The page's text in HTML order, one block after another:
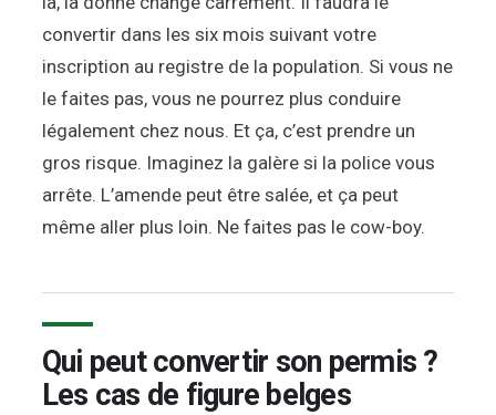
convertir dans les six mois suivant votre
inscription au registre de la population. Si vous ne
le faites pas, vous ne pourrez plus conduire
légalement chez nous. Et ça, c’est prendre un
gros risque. Imaginez la galère si la police vous
arrête. L’amende peut être salée, et ça peut
même aller plus loin. Ne faites pas le cow-boy.
Qui peut convertir son permis ?
Les cas de figure belges